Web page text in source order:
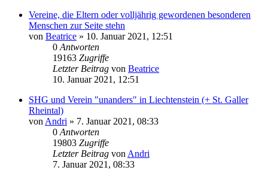
Vereine, die Eltern oder volljährig gewordenen besonderen
Menschen zur Seite stehn
von Beatrice » 10. Januar 2021, 12:51
0 Antworten
19163 Zugriffe
Letzter Beitrag von Beatrice
10. Januar 2021, 12:51
SHG und Verein "unanders" in Liechtenstein (+ St. Galler
Rheintal)
von Andri » 7. Januar 2021, 08:33
0 Antworten
19803 Zugriffe
Letzter Beitrag von Andri
7. Januar 2021, 08:33